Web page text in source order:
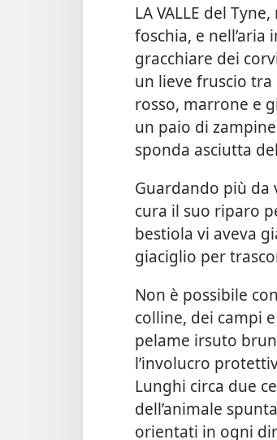
LA VALLE del
foschia, e
gracchiare dei
un lieve fruscio
rosso, marrone e
un paio di
sponda asciutta
Guardando più da
cura il suo riparo
bestiola vi aveva
giaciglio per
Non è possibile
colline, dei campi
pelame irsuto
l’involucro
Lunghi circa due
dell’animale
orientati in ogni